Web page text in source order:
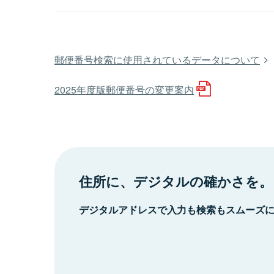
郵便番号検索に使用されているデータについて
2025年度版郵便番号の変更案内
住所に、デジタルの確かさを。
デジタルアドレスで入力も検索もスムーズ